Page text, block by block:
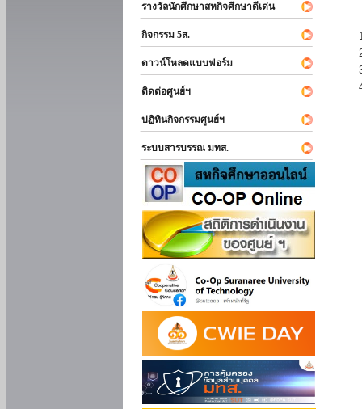
รางวัลนักศึกษาสหกิจศึกษาดีเด่น
กิจกรรม 5ส.
ดาวน์โหลดแบบฟอร์ม
ติดต่อศูนย์ฯ
ปฏิทินกิจกรรมศูนย์ฯ
ระบบสารบรรณ มทส.